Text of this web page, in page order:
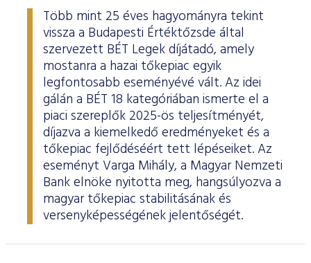
Több mint 25 éves hagyományra tekint
vissza a Budapesti Értéktőzsde által
szervezett BÉT Legek díjátadó, amely
mostanra a hazai tőkepiac egyik
legfontosabb eseményévé vált. Az idei
gálán a BÉT 18 kategóriában ismerte el a
piaci szereplők 2025-ös teljesítményét,
díjazva a kiemelkedő eredményeket és a
tőkepiac fejlődéséért tett lépéseiket. Az
eseményt Varga Mihály, a Magyar Nemzeti
Bank elnöke nyitotta meg, hangsúlyozva a
magyar tőkepiac stabilitásának és
versenyképességének jelentőségét.